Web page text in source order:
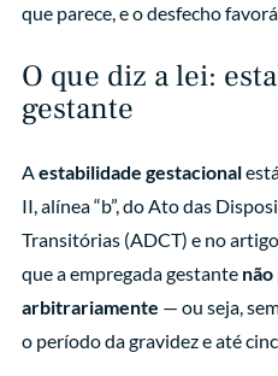
que parece, e o desfecho
O que diz a lei:
gestante
Aestabilidade gestacional
II, alínea “b”, do Ato das
Transitórias (ADCT) e no
que a empregada gestante não
arbitrariamente — ou seja,
o período da gravidez e até